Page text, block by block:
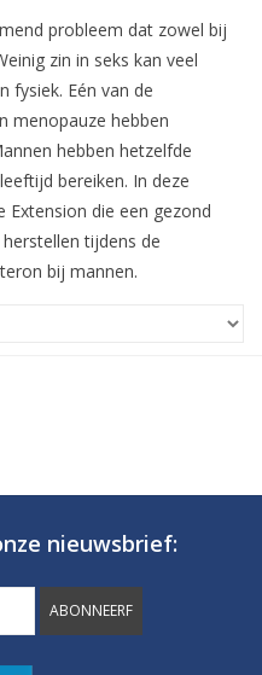
probleem dat zowel bij
zin in seks kan veel
fysiek. Eén van de
menopauze hebben
hebben hetzelfde
bereiken. In deze
Extension die een gezond
tijdens de
bij mannen.
nieuwsbrief:
ABONNEERF